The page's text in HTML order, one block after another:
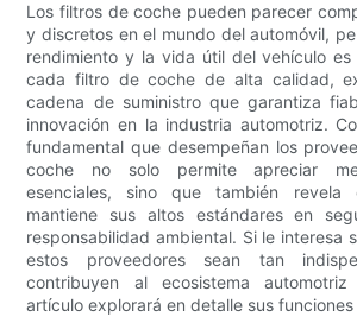
Los filtros de coche pueden parecer
y discretos en el mundo del automóvil,
rendimiento y la vida útil del vehículo es
cada filtro de coche de alta calidad,
cadena de suministro que garantiza
innovación en la industria automotriz.
fundamental que desempeñan los
coche no solo permite apreciar
esenciales, sino que también revela
mantiene sus altos estándares en
responsabilidad ambiental. Si le interesa
estos proveedores sean tan
contribuyen al ecosistema
artículo explorará en detalle sus